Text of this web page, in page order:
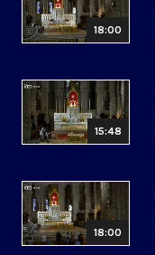
18:00
15:48
18:00